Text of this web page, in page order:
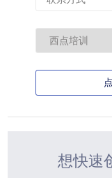
想快速